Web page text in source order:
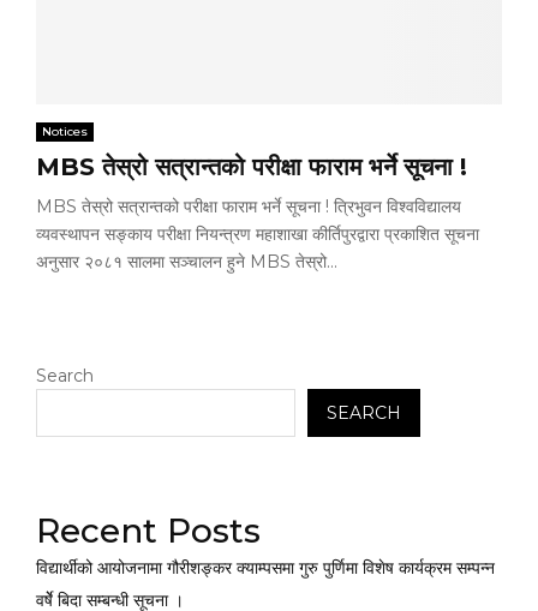
Notices
MBS तेस्रो सत्रान्तको परीक्षा फाराम भर्ने सूचना !
MBS तेस्रो सत्रान्तको परीक्षा फाराम भर्ने सूचना ! त्रिभुवन विश्वविद्यालय
व्यवस्थापन सङ्काय परीक्षा नियन्त्रण महाशाखा कीर्तिपुरद्वारा प्रकाशित सूचना
अनुसार २०८१ सालमा सञ्चालन हुने MBS तेस्रो...
Search
SEARCH
Recent Posts
विद्यार्थीको आयोजनामा गौरीशङ्कर क्याम्पसमा गुरु पुर्णिमा विशेष कार्यक्रम सम्पन्न
वर्षेे बिदा सम्बन्धी सूचना ।